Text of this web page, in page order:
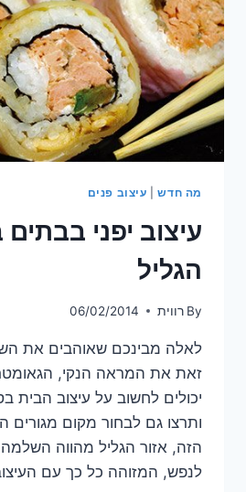
מה חדש| עיצוב פנים
עיצוב יפני בבתים
הגליל
By רווית 06/02/2014
לאלה מבינכם שאוהבים את
זאת את המראה הנקי,
יכולים לחשוב על עיצוב הבית
ותרצו גם לבחור מקום מגורים
הזה, אזור הגליל מהווה
לנפש, המזוהה כל כך עם